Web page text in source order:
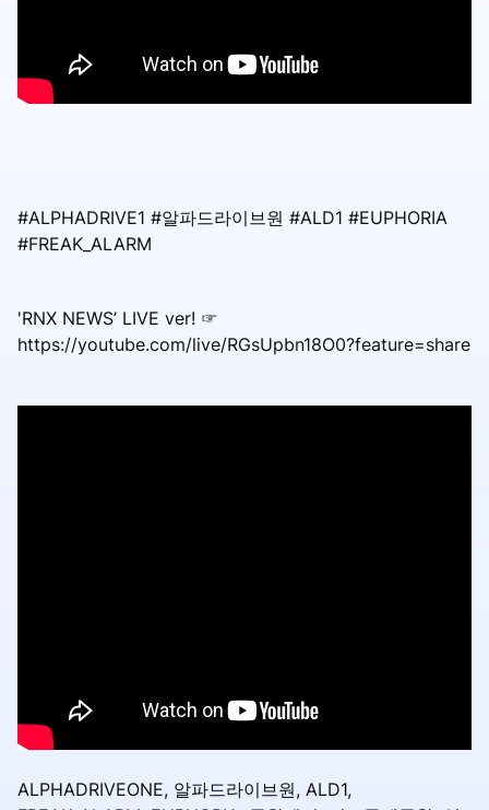
#ALPHADRIVE1 #알파드라이브원 #ALD1 #EUPHORIA
#FREAK_ALARM
'RNX NEWS’ LIVE ver! ☞
https://youtube.com/live/RGsUpbn18O0?feature=share
ALPHADRIVEONE, 알파드라이브원, ALD1,